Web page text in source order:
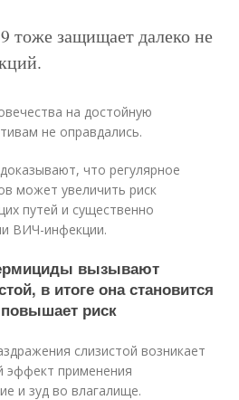
тоже защищает далеко не
на достойную
не оправдались.
что регулярное
может увеличить риск
путей и существенно
ВИЧ-инфекции.
вызывают
в итоге она становится
риск
слизистой возникает
эффект применения
и зуд во влагалище.